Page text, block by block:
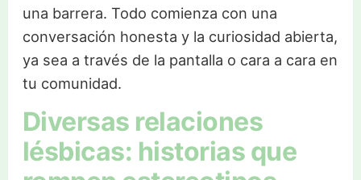
una barrera. Todo comienza con una
conversación honesta y la curiosidad abierta,
ya sea a través de la pantalla o cara a cara en
tu comunidad.
Diversas relaciones
lésbicas: historias que